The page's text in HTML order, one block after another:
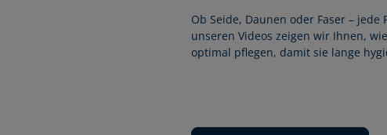
Ob Seide, Daunen oder Faser –
unseren Videos zeigen wir Ihnen,
optimal pflegen, damit sie lange